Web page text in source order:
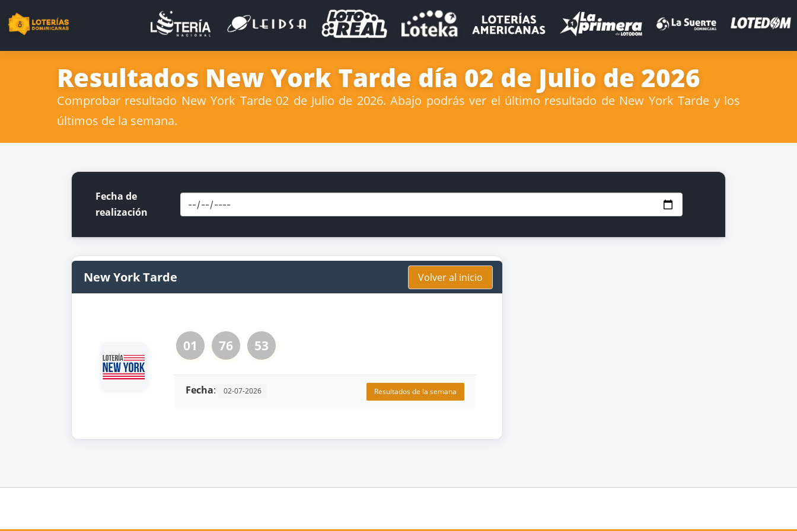
Resultados New York Tarde día 02 de Julio de 2026
Comprobar resultado New York Tarde 02 de Julio de 2026. Abajo podrás ver el último resultado de New York Tarde y los
últimos de la semana.
Fecha de
realización
New York Tarde Volver al inicio
01 76 53
Fecha: 02-07-2026 Resultados de la semana